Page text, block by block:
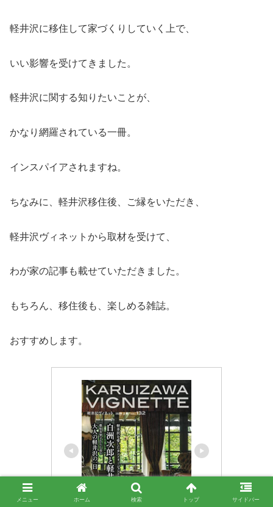
軽井沢に移住して家づくりしていく上で、
いい影響を受けてきました。
軽井沢に関する知りたいことが、
かなり網羅されている一冊。
インスパイアされますね。
ちなみに、軽井沢移住後、ご縁をいただき、
軽井沢ヴィネットから取材を受けて、
わが家の記事も載せていただきました。
もちろん、移住後も、楽しめる雑誌。
おすすめします。
メニュー ホーム 検索 トップ サイドバー